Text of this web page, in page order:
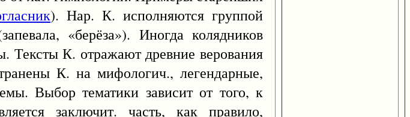
). Нар. К. исполняются группой
«берёза»). Иногда колядников
Тексты К. отражают древние верования
К. на мифологич., легендарные,
Выбор тематики зависит от того, к
заключит. часть, как правило,